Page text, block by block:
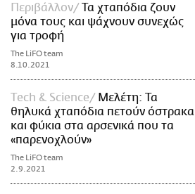
Περιβάλλον
Τα χταπόδια ζουν
μόνα τους και ψάχνουν συνεχώς
για τροφή
The LiFO team
8.10.2021
Τech & Science
Μελέτη: Τα
θηλυκά χταπόδια πετούν όστρακα
και φύκια στα αρσενικά που τα
«παρενοχλούν»
The LiFO team
2.9.2021